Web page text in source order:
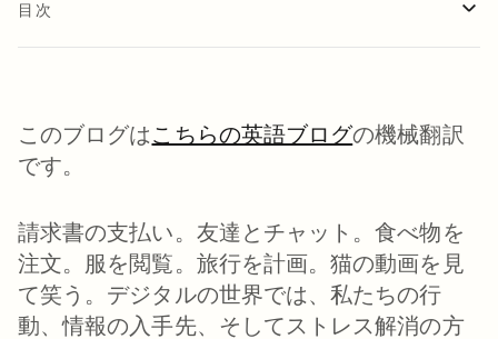
目次
このブログはこちらの英語ブログの機械翻訳
です。
請求書の支払い。友達とチャット。食べ物を
注文。服を閲覧。旅行を計画。猫の動画を見
て笑う。デジタルの世界では、私たちの行
動、情報の入手先、そしてストレス解消の方